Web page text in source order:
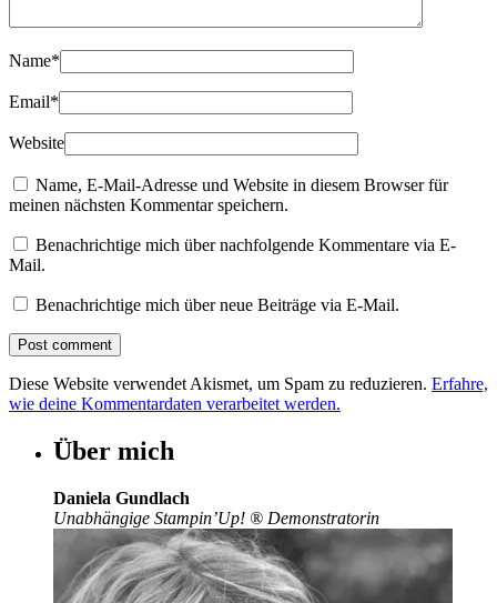
Name*
Email*
Website
Name, E-Mail-Adresse und Website in diesem Browser für
meinen nächsten Kommentar speichern.
Benachrichtige mich über nachfolgende Kommentare via E-
Mail.
Benachrichtige mich über neue Beiträge via E-Mail.
Diese Website verwendet Akismet, um Spam zu reduzieren. Erfahre,
wie deine Kommentardaten verarbeitet werden.
Über mich
Daniela Gundlach
Unabhängige Stampin’Up! ® Demonstratorin